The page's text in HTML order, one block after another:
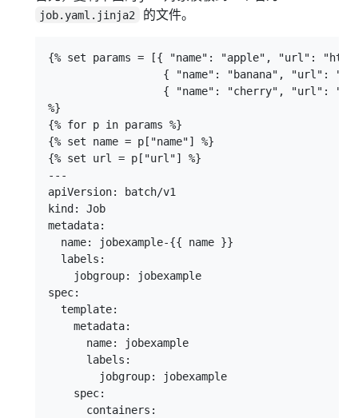
job.yaml.jinja2 的文件。
{% set params = [{ "name": "apple", "url":
{ "name": "banana", "url":
{ "name": "cherry", "url":
%}
{% for p in params %}
{% set name = p["name"] %}
{% set url = p["url"] %}
---
apiVersion: batch/v1
kind: Job
metadata:
  name: jobexample-{{ name }}
  labels:
    jobgroup: jobexample
spec:
  template:
    metadata:
      name: jobexample
      labels:
        jobgroup: jobexample
    spec:
      containers: